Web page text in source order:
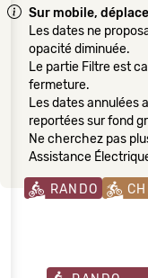
Sur mobile,
Les dates ne
opacité diminuée.
Le partie Filtre est
fermeture.
Les dates annulées
reportées sur fond
Ne cherchez pas
Assistance
RANDO